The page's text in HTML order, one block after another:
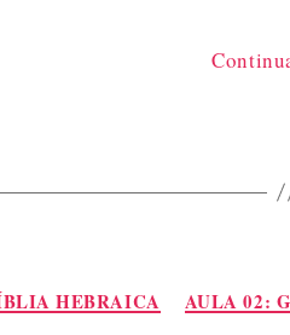
HEBRAICA AULA 02: